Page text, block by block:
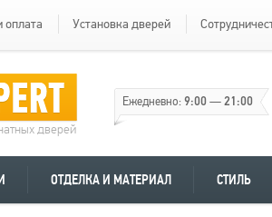
оплата Установка дверей
дверей
Ежедневно:9:00—21:00
ОТДЕЛКА И МАТЕРИАЛ СТИЛЬ